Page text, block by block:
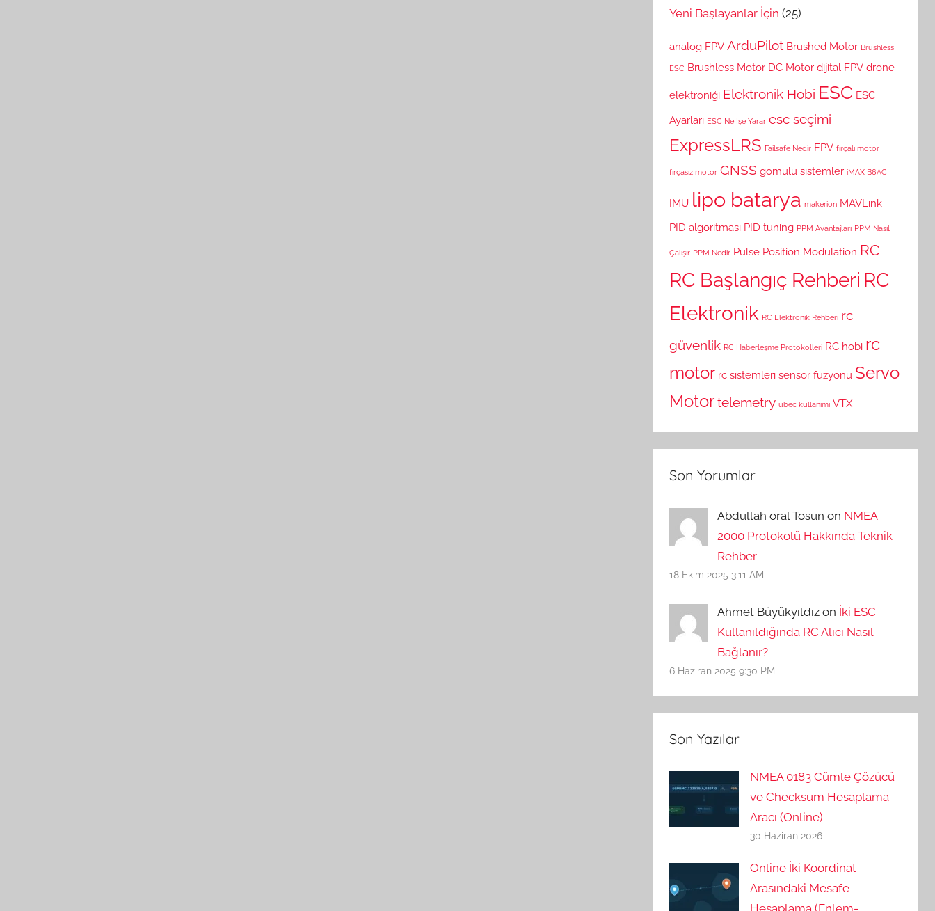
Yeni Başlayanlar İçin (25)
analog FPV ArduPilot Brushed Motor Brushless
ESC Brushless Motor DC Motor dijital FPV drone
elektroniği Elektronik Hobi ESC ESC
Ayarları ESC Ne İşe Yarar esc seçimi
ExpressLRS Failsafe Nedir FPV fırçalı motor
fırçasız motor GNSS gömülü sistemler iMAX B6AC
IMU lipo batarya makerion MAVLink
PID algoritması PID tuning PPM Avantajları PPM Nasıl
Çalışır PPM Nedir Pulse Position Modulation RC
RC Başlangıç Rehberi RC
Elektronik RC Elektronik Rehberi rc
güvenlik RC Haberleşme Protokolleri RC hobi rc
motor rc sistemleri sensör füzyonu Servo
Motor telemetry ubec kullanımı VTX
Son Yorumlar
Abdullah oral Tosun on NMEA
2000 Protokolü Hakkında Teknik
Rehber
18 Ekim 2025 3:11 AM
Ahmet Büyükyıldız on İki ESC
Kullanıldığında RC Alıcı Nasıl
Bağlanır?
6 Haziran 2025 9:30 PM
Son Yazılar
NMEA 0183 Cümle Çözücü
ve Checksum Hesaplama
Aracı (Online)
30 Haziran 2026
Online İki Koordinat
Arasındaki Mesafe